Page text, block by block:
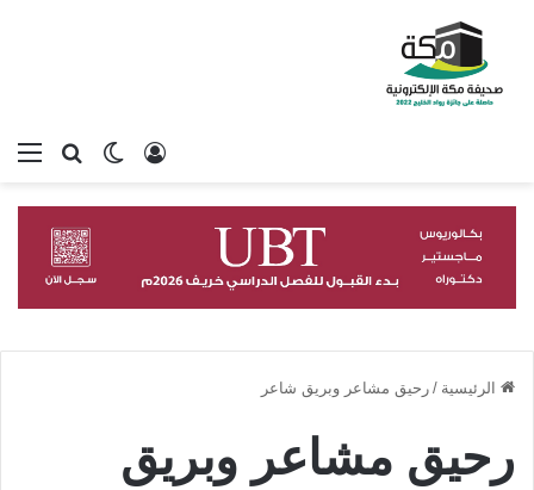
بحثالوضع
تسجيل الدخول
الرئيسية / رحيق مشاعر وبريق شاعر
رحيق مشاعر وبريق